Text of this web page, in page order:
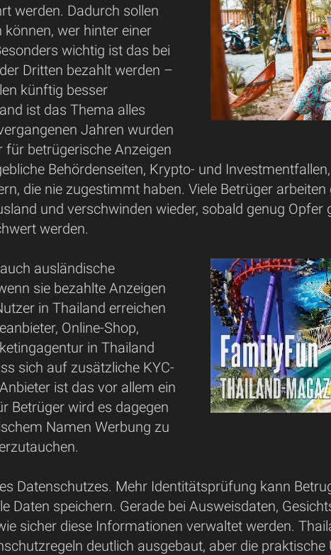
werden. Dadurch sollen
wer hinter einer
wichtig ist das bei
Dritten bezahlt werden –
künftig besser
ist das Thema alles
Jahren wurden
betrügerische Anzeigen
Behördenseiten, Krypto- und
die nie zugestimmt haben. Viele Betrüger
und verschwinden wieder, sobald genug Opfer
werden.
ausländische
sie bezahlte Anzeigen
in Thailand erreichen
Online-Shop,
in Thailand
sich auf zusätzliche KYC-
ist das vor allem ein
Betrüger wird es dagegen
Namen Werbung zu
Datenschutzes. Mehr Identitätsprüfung kann
Daten speichern. Gerade bei Ausweisdaten,
sicher diese Informationen verwaltet werden.
deutlich ausgebaut, aber die